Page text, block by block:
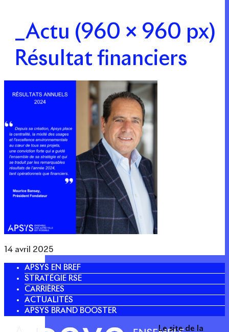
_Actu (960 × 960 px)
Résultat financiers
14 avril 2025
APSYS EN BREF
STRATÉGIE RSE
CARRIÈRES
ACTUALITÉS
APSYS BRAND BOOSTER
Le site de la